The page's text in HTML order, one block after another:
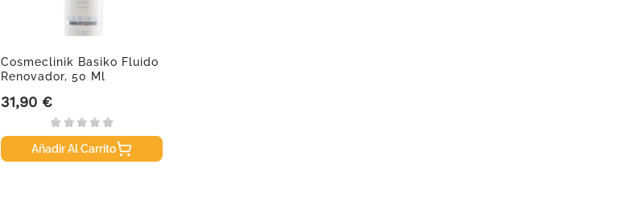
Cosmeclinik Basiko Fluido
Renovador, 50 Ml
Precio
31,90 €
Añadir Al Carrito